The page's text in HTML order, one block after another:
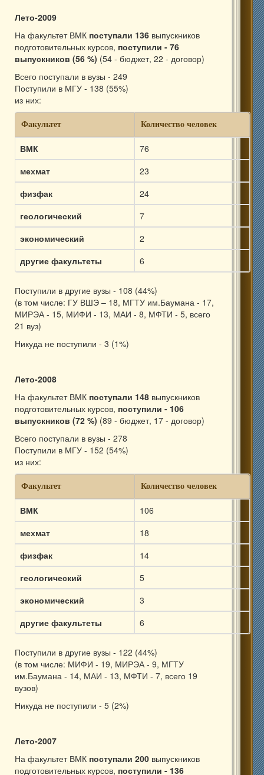
Лето-2009
На факультет ВМК поступали 136 выпускников
подготовительных курсов, поступили - 76
выпускников (56 %) (54 - бюджет, 22 - договор)
Всего поступали в вузы - 249
Поступили в МГУ - 138 (55%)
из них:
Факультет Количество человек
ВМК
76
мехмат
23
физфак
24
геологический
7
экономический
2
другие факультеты
6
Поступили в другие вузы - 108 (44%)
(в том числе: ГУ ВШЭ – 18, МГТУ им.Баумана - 17,
МИРЭА - 15, МИФИ - 13, МАИ - 8, МФТИ - 5, всего
21 вуз)
Никуда не поступили - 3 (1%)
Лето-2008
На факультет ВМК поступали 148 выпускников
подготовительных курсов, поступили - 106
выпускников (72 %) (89 - бюджет, 17 - договор)
Всего поступали в вузы - 278
Поступили в МГУ - 152 (54%)
из них:
Факультет Количество человек
ВМК
106
мехмат
18
физфак
14
геологический
5
экономический
3
другие факультеты
6
Поступили в другие вузы - 122 (44%)
(в том числе: МИФИ - 19, МИРЭА - 9, МГТУ
им.Баумана - 14, МАИ - 13, МФТИ - 7, всего 19
вузов)
Никуда не поступили - 5 (2%)
Лето-2007
На факультет ВМК поступали 200 выпускников
подготовительных курсов, поступили - 136